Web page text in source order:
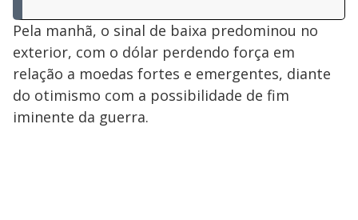
Pela manhã, o sinal de baixa predominou no
exterior, com o dólar perdendo força em
relação a moedas fortes e emergentes, diante
do otimismo com a possibilidade de fim
iminente da guerra.